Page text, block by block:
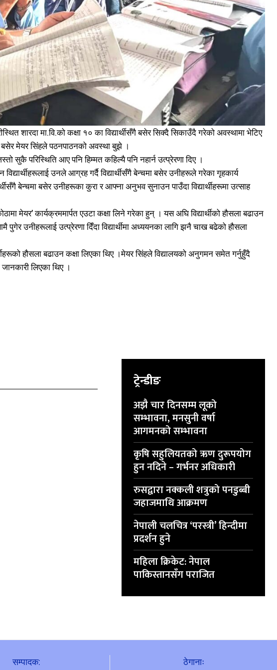
शारदा मा.वि.को कक्षा १० का विद्यार्थीसँगै बसेर सिक्दै सिकाउँदै गरेको अवस्थामा भेटिए
बसेर मेयर सिंहले पठनपाठनको अवस्था बुझे ।
परिस्थिति आए पनि हिम्मत कहिल्यै पनि नहार्न उत्प्रेरणा दिए ।
उनले आग्रह गर्दै विद्यार्थीसँगै बेन्चमा बसेर उनीहरूले गरेका गृहकार्य
बेन्चमा बसेर उनीहरूका कुरा र आफ्ना अनुभव सुनाउन पाउँदा विद्यार्थीहरूमा उत्साह
मेयर’ कार्यक्रममार्पत एउटा कक्षा लिने गरेका हुन् । यस अघि विद्यार्थीको हौसला बढाउन
पुगेर उनीहरूलाई उत्प्रेरणा दिँदा विद्यार्थीमा अध्ययनका लागि झनै चाख बढेको हौसला
हौसला बढाउन कक्षा लिएका थिए ।मेयर सिंहले विद्यालयको अनुगमन समेत गर्नुहुँदै
लिएका थिए ।
ट्रेन्डीङ
अझै चार दिनसम्म लूको
सम्भावना, मनसुनी वर्षा
आगमनको सम्भावना
कृषि सहुलियतको ऋण दुरूपयोग
हुन नदिने – गर्भनर अधिकारी
रुसद्वारा नक्कली शत्रुको पनडुब्बी
जहाजमाथि आक्रमण
नेपाली चलचित्र ‘परस्त्री’ हिन्दीमा
प्रदर्शन हुने
महिला क्रिकेट: नेपाल
पाकिस्तानसँग पराजित
सम्पादक: ठेगानाः